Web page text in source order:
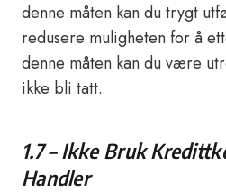
denne måten kan du trygt
redusere muligheten for å
denne måten kan du være
ikke bli tatt.
1.7 – Ikke Bruk
Handler